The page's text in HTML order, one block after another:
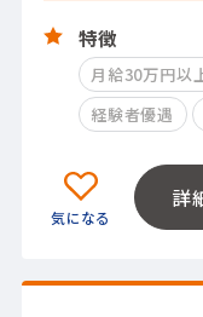
特徴
月給30万円以
経験者優遇
詳